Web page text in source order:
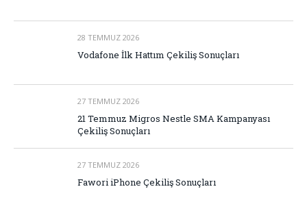
28 TEMMUZ 2026
Vodafone İlk Hattım Çekiliş Sonuçları
27 TEMMUZ 2026
21 Temmuz Migros Nestle SMA Kampanyası
Çekiliş Sonuçları
27 TEMMUZ 2026
Fawori iPhone Çekiliş Sonuçları